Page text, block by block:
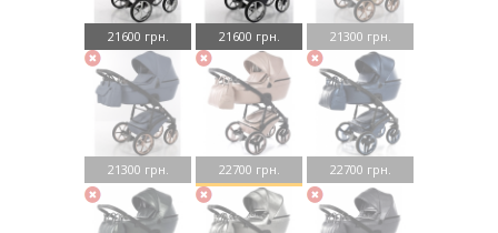
21600 грн. 21600 грн. 21300 грн.
21300 грн. 22700 грн. 22700 грн.